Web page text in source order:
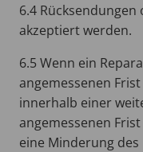
6.4
akzeptiert werden.
6.5 Wenn ein
angemessenen
innerhalb einer
angemessenen
eine Minderung